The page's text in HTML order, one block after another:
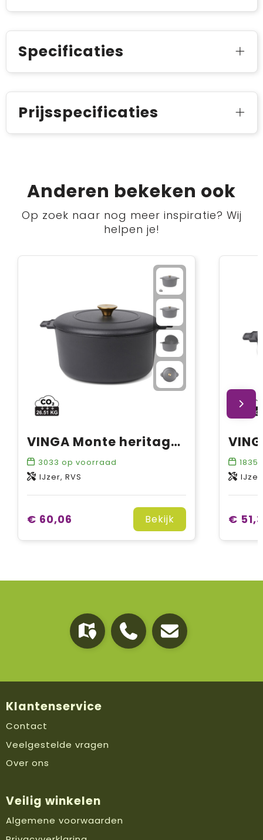
Specificaties
Prijsspecificaties
Anderen bekeken ook
Op zoek naar nog meer inspiratie? Wij
helpen je!
VINGA Monte heritage braadpan 5.5 L
3033 op voorraad
IJzer, RVS
€ 60,06 Bekijk
1835
€
Klantenservice
Contact
Veelgestelde vragen
Over ons
Veilig winkelen
Algemene voorwaarden